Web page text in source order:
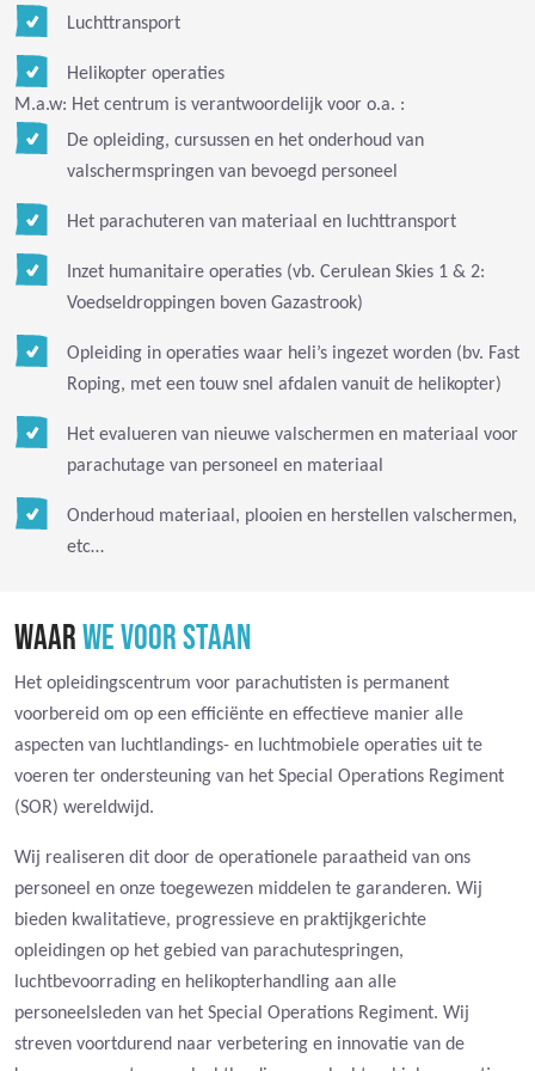
Luchttransport
Helikopter operaties
M.a.w: Het centrum is verantwoordelijk voor o.a. :
De opleiding, cursussen en het onderhoud van
valschermspringen van bevoegd personeel
Het parachuteren van materiaal en luchttransport
Inzet humanitaire operaties (vb. Cerulean Skies 1 & 2:
Voedseldroppingen boven Gazastrook)
Opleiding in operaties waar heli’s ingezet worden (bv. Fast
Roping, met een touw snel afdalen vanuit de helikopter)
Het evalueren van nieuwe valschermen en materiaal voor
parachutage van personeel en materiaal
Onderhoud materiaal, plooien en herstellen valschermen,
etc…
WAARWE VOOR STAAN
Het opleidingscentrum voor parachutisten is permanent
voorbereid om op een efficiënte en effectieve manier alle
aspecten van luchtlandings- en luchtmobiele operaties uit te
voeren ter ondersteuning van het Special Operations Regiment
(SOR) wereldwijd.
Wij realiseren dit door de operationele paraatheid van ons
personeel en onze toegewezen middelen te garanderen. Wij
bieden kwalitatieve, progressieve en praktijkgerichte
opleidingen op het gebied van parachutespringen,
luchtbevoorrading en helikopterhandling aan alle
personeelsleden van het Special Operations Regiment. Wij
streven voortdurend naar verbetering en innovatie van de